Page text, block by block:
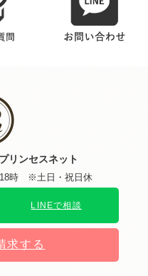
リンセスネット
18時 ※土日・祝日休
LINEで相談
求する